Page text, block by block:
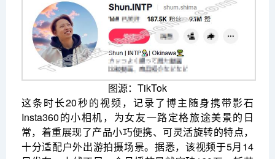
图源：TikTok
这条时长20秒的视频，记录了博主随身携带影石
Insta360的小相机，为女友一路定格旅途美景的日
常，着重展现了产品小巧便携、可灵活旋转的特点，
十分适配户外出游拍摄场景。据悉，该视频于5月14